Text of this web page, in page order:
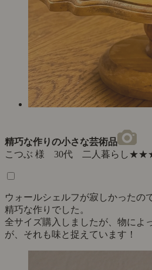
精巧な作りの小さな芸術品
こつぶ 様 30代 二人暮らし
ウォールシェルフが寂しかったの
精巧な作りでした。
全サイズ購入しましたが、物によ
が、それも味と捉えています！